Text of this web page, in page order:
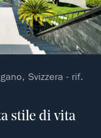
Svizzera - rif.
stile di vita